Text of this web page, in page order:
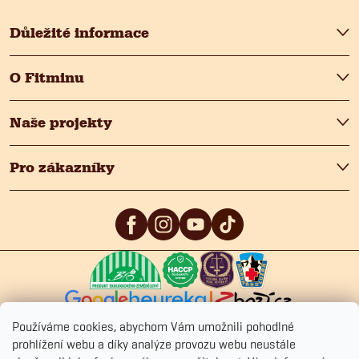
Používáme cookies, abychom Vám umožnili pohodlné
prohlížení webu a díky analýze provozu webu neustále
y
v
ý
p
i
s
Důležité informace
O Fitminu
Naše projekty
Pro zákazníky
5 4.9 /5 4.9